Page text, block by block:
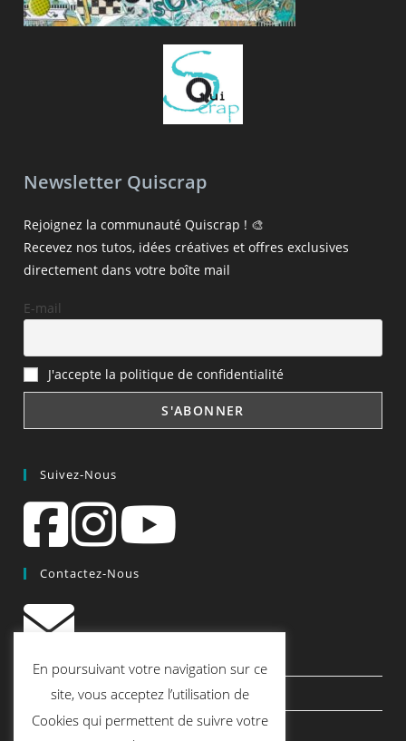
Newsletter Quiscrap
Rejoignez la communauté Quiscrap ! 🎨
Recevez nos tutos, idées créatives et offres exclusives
directement dans votre boîte mail
E-mail
J'accepte la politique de confidentialité
Suivez-Nous
Contactez-Nous
contact@quiscrap.fr
Les Fiches Techniques et les Tutos
Le Blog
En poursuivant votre navigation sur ce
site, vous acceptez l’utilisation de
Cookies qui permettent de suivre votre